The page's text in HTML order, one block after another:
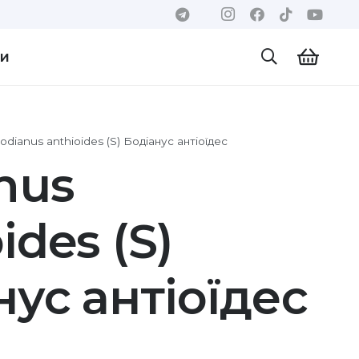
anthioides (S) Бодіанус антіоїдес
(S)
антіоїдес